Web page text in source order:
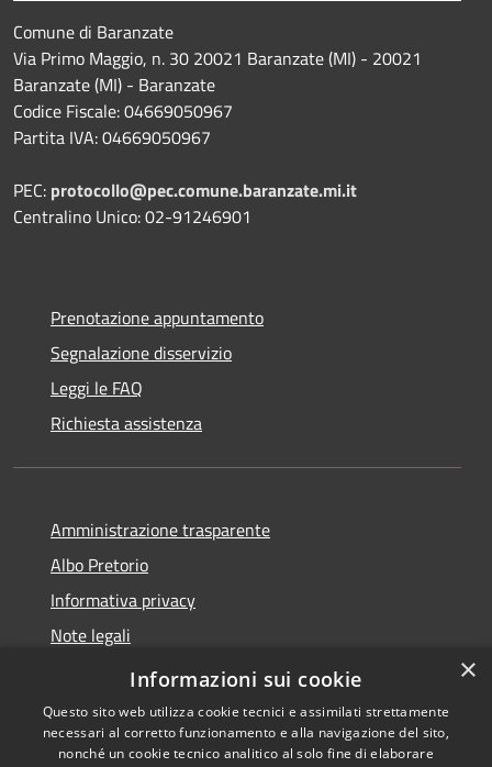
Comune di Baranzate
Via Primo Maggio, n. 30 20021 Baranzate (MI) - 20021
Baranzate (MI) - Baranzate
Codice Fiscale: 04669050967
Partita IVA: 04669050967
PEC: protocollo@pec.comune.baranzate.mi.it
Centralino Unico: 02-91246901
Prenotazione appuntamento
Segnalazione disservizio
Leggi le FAQ
Richiesta assistenza
Amministrazione trasparente
Albo Pretorio
Informativa privacy
Note legali
Dichiarazione di accessibilità
×
Informazioni sui cookie
Questo sito web utilizza cookie tecnici e assimilati strettamente
necessari al corretto funzionamento e alla navigazione del sito,
nonché un cookie tecnico analitico al solo fine di elaborare